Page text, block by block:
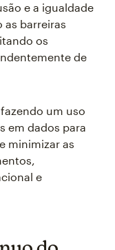
e a igualdade
barreiras
os
de
um uso
em dados para
minimizar as
e